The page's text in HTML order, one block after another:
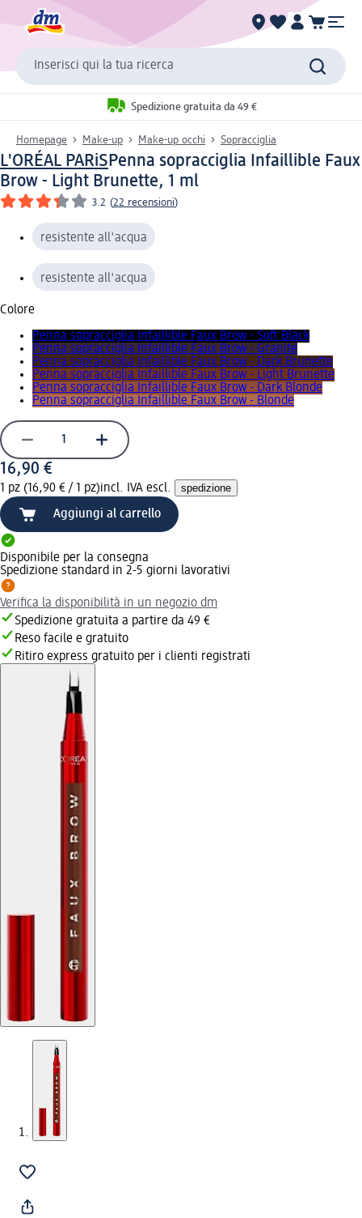
Inserisci qui la tua ricerca
Spedizione gratuita da 49 €
Homepage Make-up Make-up occhi Sopracciglia
L'ORÉAL PARiSPenna sopracciglia Infaillible Faux
Brow - Light Brunette, 1 ml
3.2 (22 recensioni)
resistente all'acqua
resistente all'acqua
Colore
Penna sopracciglia Infaillible Faux Brow - Soft Black
Penna sopracciglia Infaillible Faux Brow - Granite
Penna sopracciglia Infaillible Faux Brow - Dark Brunette
Penna sopracciglia Infaillible Faux Brow - Light Brunette
Penna sopracciglia Infaillible Faux Brow - Dark Blonde
Penna sopracciglia Infaillible Faux Brow - Blonde
16,90 €
1 pz (16,90 € / 1 pz)incl. IVA escl. spedizione
Aggiungi al carrello
Disponibile per la consegna
Spedizione standard in 2-5 giorni lavorativi
Verifica la disponibilità in un negozio dm
Spedizione gratuita a partire da 49 €
Reso facile e gratuito
Ritiro express gratuito per i clienti registrati